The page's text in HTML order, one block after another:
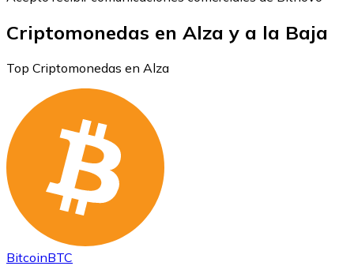
Criptomonedas en Alza y a la Baja
Top Criptomonedas en Alza
BitcoinBTC